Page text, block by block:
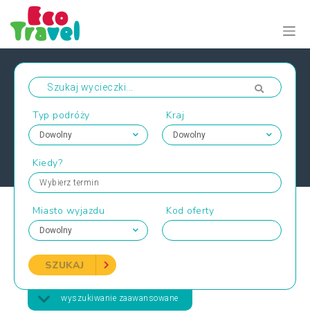
Typ podróży Kraj
Kiedy?
Wybierz termin
Miasto wyjazdu Kod oferty
SZUKAJ
wyszukiwanie zaawansowane